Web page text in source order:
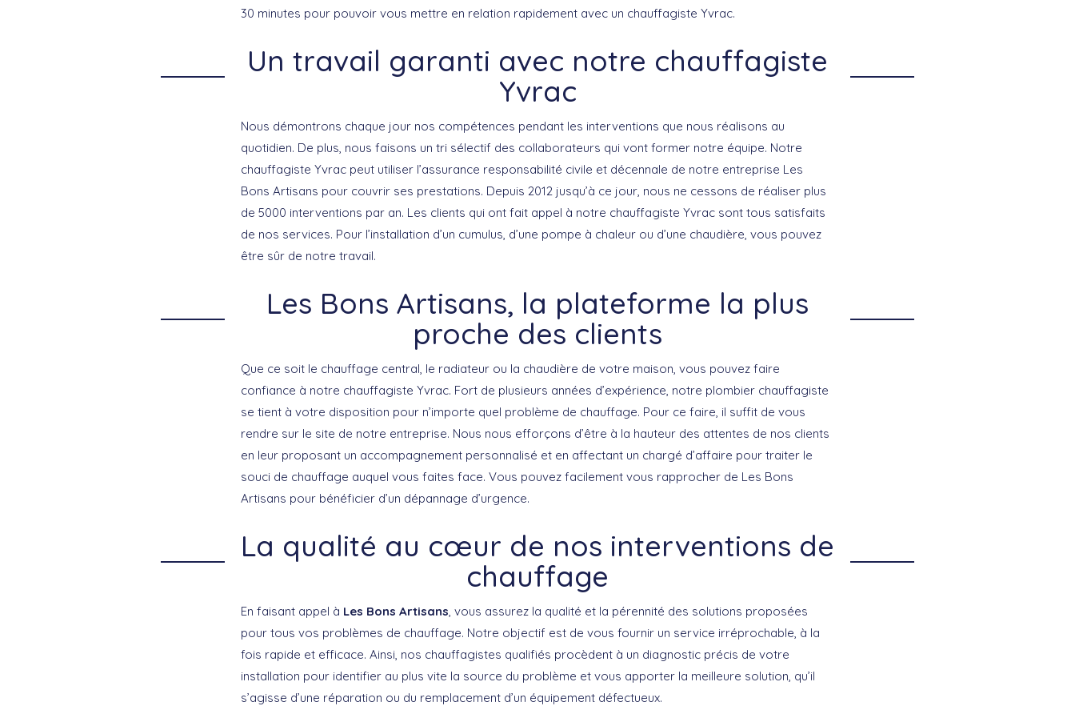
30 minutes pour pouvoir vous mettre en relation rapidement avec un chauffagiste Yvrac.
Un travail garanti avec notre chauffagiste
Yvrac
Nous démontrons chaque jour nos compétences pendant les interventions que nous réalisons au
quotidien. De plus, nous faisons un tri sélectif des collaborateurs qui vont former notre équipe. Notre
chauffagiste Yvrac peut utiliser l’assurance responsabilité civile et décennale de notre entreprise Les
Bons Artisans pour couvrir ses prestations. Depuis 2012 jusqu’à ce jour, nous ne cessons de réaliser plus
de 5000 interventions par an. Les clients qui ont fait appel à notre chauffagiste Yvrac sont tous satisfaits
de nos services. Pour l’installation d’un cumulus, d’une pompe à chaleur ou d’une chaudière, vous pouvez
être sûr de notre travail.
Les Bons Artisans, la plateforme la plus
proche des clients
Que ce soit le chauffage central, le radiateur ou la chaudière de votre maison, vous pouvez faire
confiance à notre chauffagiste Yvrac. Fort de plusieurs années d’expérience, notre plombier chauffagiste
se tient à votre disposition pour n’importe quel problème de chauffage. Pour ce faire, il suffit de vous
rendre sur le site de notre entreprise. Nous nous efforçons d’être à la hauteur des attentes de nos clients
en leur proposant un accompagnement personnalisé et en affectant un chargé d’affaire pour traiter le
souci de chauffage auquel vous faites face. Vous pouvez facilement vous rapprocher de Les Bons
Artisans pour bénéficier d’un dépannage d’urgence.
La qualité au cœur de nos interventions de
chauffage
En faisant appel à Les Bons Artisans, vous assurez la qualité et la pérennité des solutions proposées
pour tous vos problèmes de chauffage. Notre objectif est de vous fournir un service irréprochable, à la
fois rapide et efficace. Ainsi, nos chauffagistes qualifiés procèdent à un diagnostic précis de votre
installation pour identifier au plus vite la source du problème et vous apporter la meilleure solution, qu’il
s’agisse d’une réparation ou du remplacement d’un équipement défectueux.